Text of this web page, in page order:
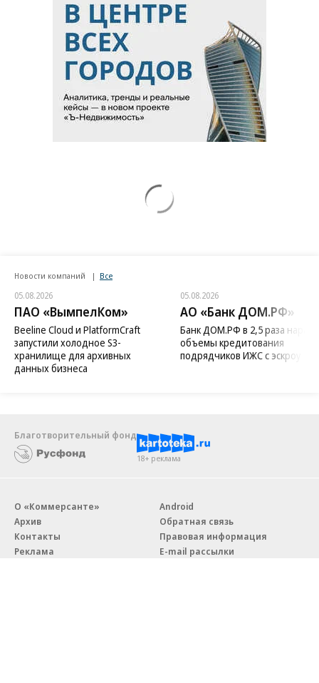
Новости компаний Все
05.08.2026
ПАО «ВымпелКом»
Beeline Cloud и PlatformCraft
запустили холодное S3-
хранилище для архивных
данных бизнеса
05.08.2026
АО «Банк ДОМ.РФ»
Банк ДОМ.РФ в 2,5 раза
объемы кредитования
подрядчиков ИЖС с эскроу
Благотворительный фонд
18+ реклама
О «Коммерсанте»
Архив
Контакты
Реклама
Android
Обратная связь
Правовая информация
E-mail рассылки